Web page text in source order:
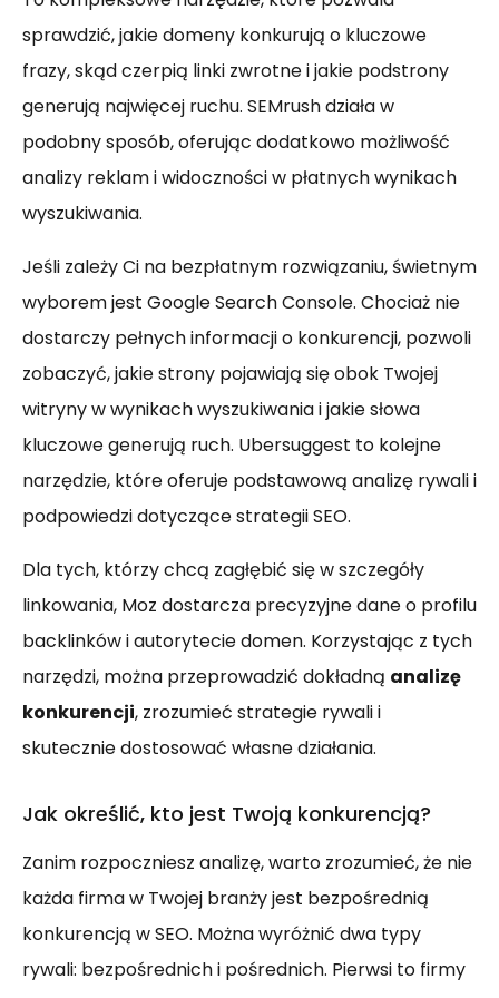
sprawdzić, jakie domeny konkurują o kluczowe
frazy, skąd czerpią linki zwrotne i jakie podstrony
generują najwięcej ruchu. SEMrush działa w
podobny sposób, oferując dodatkowo możliwość
analizy reklam i widoczności w płatnych wynikach
wyszukiwania.
Jeśli zależy Ci na bezpłatnym rozwiązaniu, świetnym
wyborem jest Google Search Console. Chociaż nie
dostarczy pełnych informacji o konkurencji, pozwoli
zobaczyć, jakie strony pojawiają się obok Twojej
witryny w wynikach wyszukiwania i jakie słowa
kluczowe generują ruch. Ubersuggest to kolejne
narzędzie, które oferuje podstawową analizę rywali i
podpowiedzi dotyczące strategii SEO.
Dla tych, którzy chcą zagłębić się w szczegóły
linkowania, Moz dostarcza precyzyjne dane o profilu
backlinków i autorytecie domen. Korzystając z tych
narzędzi, można przeprowadzić dokładną analizę
konkurencji, zrozumieć strategie rywali i
skutecznie dostosować własne działania.
Jak określić, kto jest Twoją konkurencją?
Zanim rozpoczniesz analizę, warto zrozumieć, że nie
każda firma w Twojej branży jest bezpośrednią
konkurencją w SEO. Można wyróżnić dwa typy
rywali: bezpośrednich i pośrednich. Pierwsi to firmy